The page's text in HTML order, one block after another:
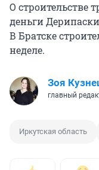
О строительстве
деньги Дерипаски
В Братске
неделе.
Зоя
главный
Иркутская область